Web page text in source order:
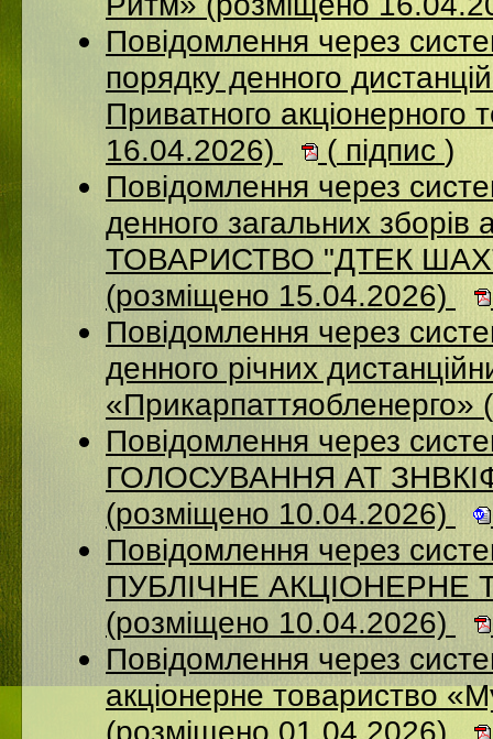
Повідомлення через
порядку денного
Приватного
16.04.2026)
( підпис )
Повідомлення через
денного загальних
ТОВАРИСТВО "ДТЕК
(розміщено 15.04.2026)
Повідомлення через
денного річних
Повідомлення через
ГОЛОСУВАННЯ АТ
(розміщено 10.04.2026)
Повідомлення через
ПУБЛІЧНЕ
(розміщено 10.04.2026)
Повідомлення через
акціонерне товариство
(розміщено 01.04.2026)